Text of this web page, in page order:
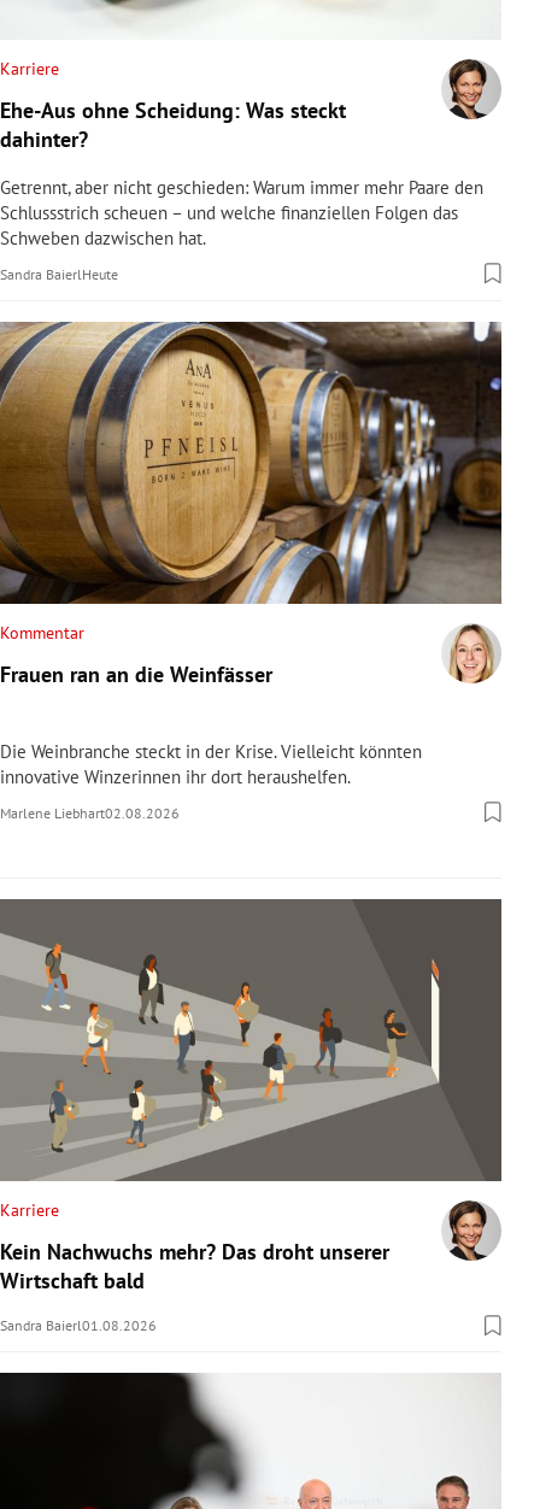
Untermenü
Untermenü
Untermenü
Untermenü
Untermenü
Untermenü
Untermenü
Karriere
Ehe-Aus ohne Scheidung: Was steckt
dahinter?
Getrennt, aber nicht geschieden: Warum immer mehr Paare den
Schlussstrich scheuen – und welche finanziellen Folgen das
Schweben dazwischen hat.
Sandra Baierl Heute
Kommentar
Frauen ran an die Weinfässer
Die Weinbranche steckt in der Krise. Vielleicht könnten
innovative Winzerinnen ihr dort heraushelfen.
Marlene Liebhart02.08.2026
Karriere
Kein Nachwuchs mehr? Das droht unserer
Wirtschaft bald
Sandra Baierl01.08.2026